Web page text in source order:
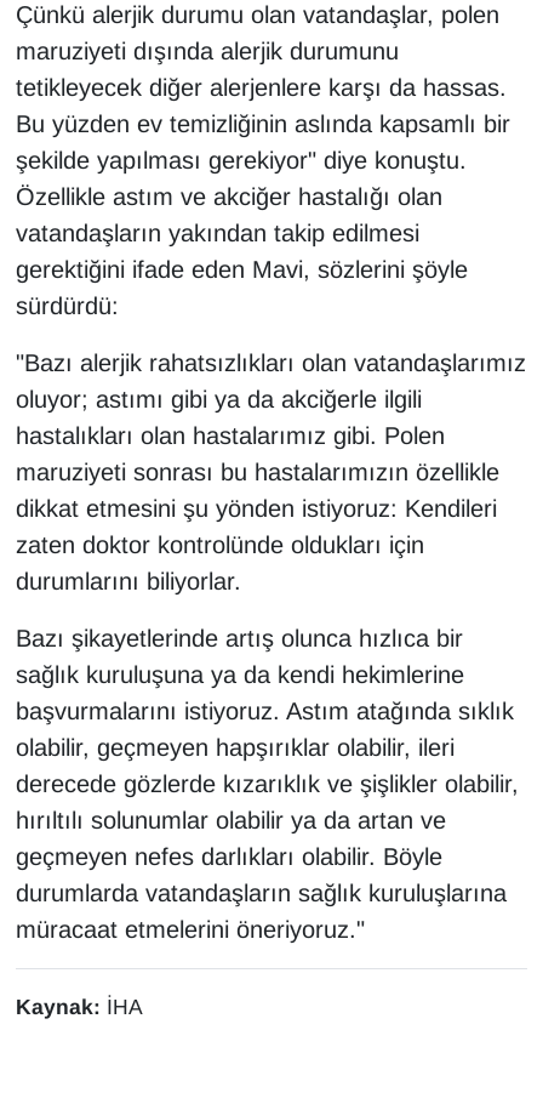
Çünkü alerjik durumu olan vatandaşlar, polen
maruziyeti dışında alerjik durumunu
tetikleyecek diğer alerjenlere karşı da hassas.
Bu yüzden ev temizliğinin aslında kapsamlı bir
şekilde yapılması gerekiyor" diye konuştu.
Özellikle astım ve akciğer hastalığı olan
vatandaşların yakından takip edilmesi
gerektiğini ifade eden Mavi, sözlerini şöyle
sürdürdü:
"Bazı alerjik rahatsızlıkları olan vatandaşlarımız
oluyor; astımı gibi ya da akciğerle ilgili
hastalıkları olan hastalarımız gibi. Polen
maruziyeti sonrası bu hastalarımızın özellikle
dikkat etmesini şu yönden istiyoruz: Kendileri
zaten doktor kontrolünde oldukları için
durumlarını biliyorlar.
Bazı şikayetlerinde artış olunca hızlıca bir
sağlık kuruluşuna ya da kendi hekimlerine
başvurmalarını istiyoruz. Astım atağında sıklık
olabilir, geçmeyen hapşırıklar olabilir, ileri
derecede gözlerde kızarıklık ve şişlikler olabilir,
hırıltılı solunumlar olabilir ya da artan ve
geçmeyen nefes darlıkları olabilir. Böyle
durumlarda vatandaşların sağlık kuruluşlarına
müracaat etmelerini öneriyoruz."
Kaynak: İHA